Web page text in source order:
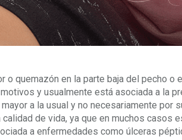
o quemazón en la parte baja del pecho o
y usualmente está asociada a la
a la usual y no necesariamente por
de vida, ya que en muchos casos
a enfermedades como úlceras